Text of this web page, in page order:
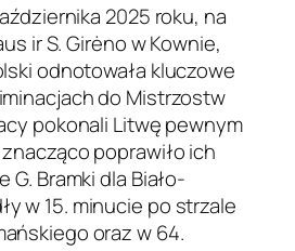
2025 roku, na
ir S. Girėno w Kownie,
odnotowała kluczowe
do Mistrzostw
pokonali Litwę pewnym
poprawiło ich
Bramki dla Biało-
w 15. minucie po strzale
oraz w 64.